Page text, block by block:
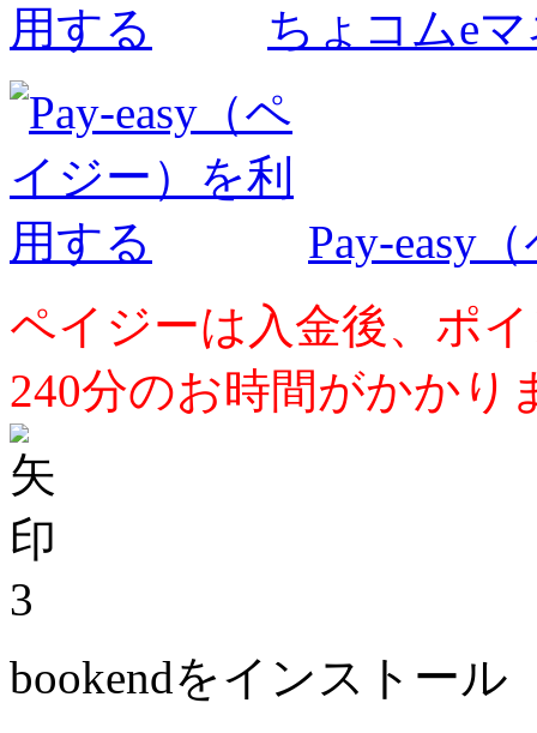
ちょコムe
Pay-easy
ペイジーは入金後、ポ
240分のお時間がかかり
3
bookendをインストール